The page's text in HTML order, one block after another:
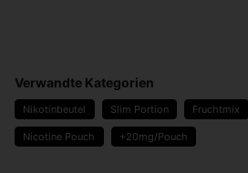
Verwandte Kategorien
Nikotinbeutel Slim Portion Fruchtmix
Nicotine Pouch +20mg/Pouch